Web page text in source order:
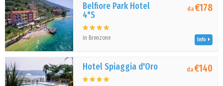
Belfiore Park Hotel
4*S
in Brenzone
da€178
Info
Hotel Spiaggia d'Oro da€140